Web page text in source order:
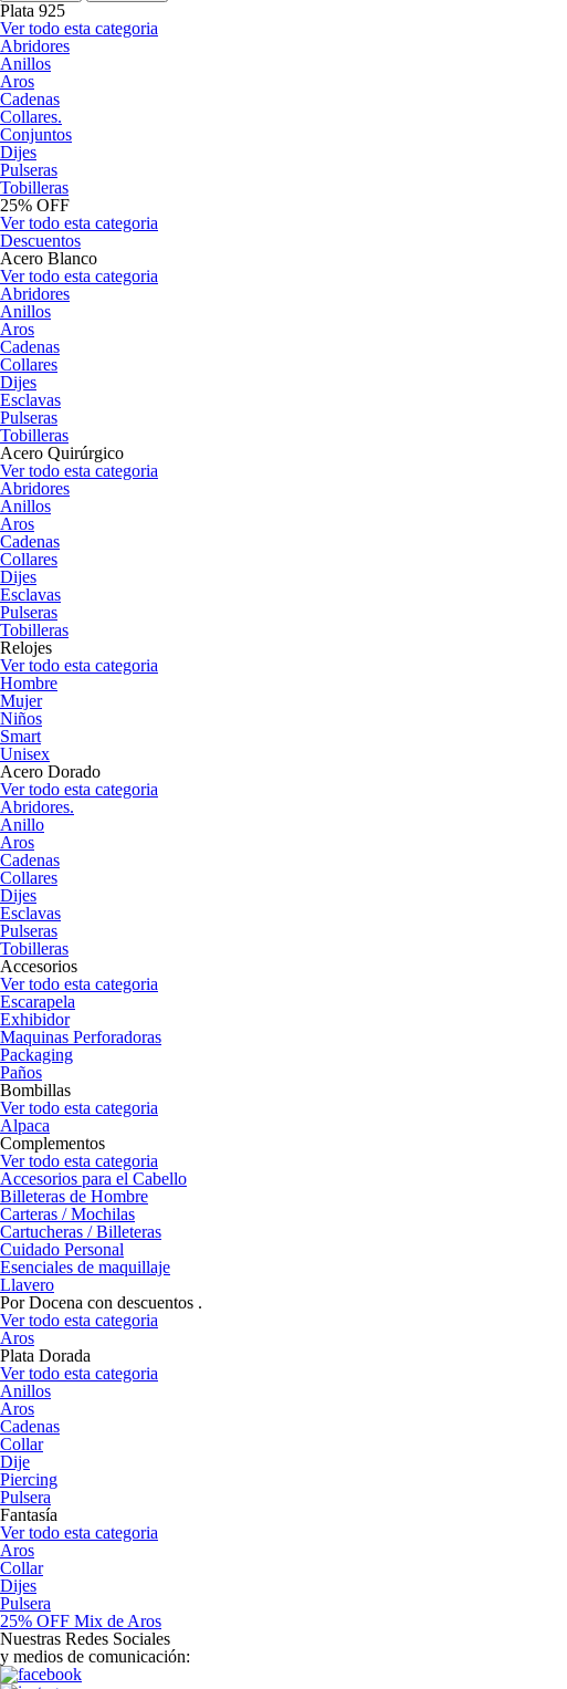
Plata 925
Ver todo esta categoria
Abridores
Anillos
Aros
Cadenas
Collares.
Conjuntos
Dijes
Pulseras
Tobilleras
25% OFF
Ver todo esta categoria
Descuentos
Acero Blanco
Ver todo esta categoria
Abridores
Anillos
Aros
Cadenas
Collares
Dijes
Esclavas
Pulseras
Tobilleras
Acero Quirúrgico
Ver todo esta categoria
Abridores
Anillos
Aros
Cadenas
Collares
Dijes
Esclavas
Pulseras
Tobilleras
Relojes
Ver todo esta categoria
Hombre
Mujer
Niños
Smart
Unisex
Acero Dorado
Ver todo esta categoria
Abridores.
Anillo
Aros
Cadenas
Collares
Dijes
Esclavas
Pulseras
Tobilleras
Accesorios
Ver todo esta categoria
Escarapela
Exhibidor
Maquinas Perforadoras
Packaging
Paños
Bombillas
Ver todo esta categoria
Alpaca
Complementos
Ver todo esta categoria
Accesorios para el Cabello
Billeteras de Hombre
Carteras / Mochilas
Cartucheras / Billeteras
Cuidado Personal
Esenciales de maquillaje
Llavero
Por Docena con descuentos .
Ver todo esta categoria
Aros
Plata Dorada
Ver todo esta categoria
Anillos
Aros
Cadenas
Collar
Dije
Piercing
Pulsera
Fantasía
Ver todo esta categoria
Aros
Collar
Dijes
Pulsera
25% OFF Mix de Aros
Nuestras Redes Sociales
y medios de comunicación: